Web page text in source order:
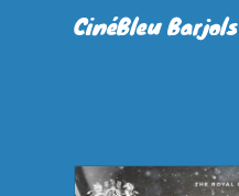
CinéBleu Barjols